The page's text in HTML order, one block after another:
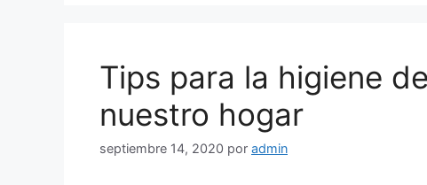
Tips para la higiene
nuestro hogar
septiembre 14, 2020 por admin